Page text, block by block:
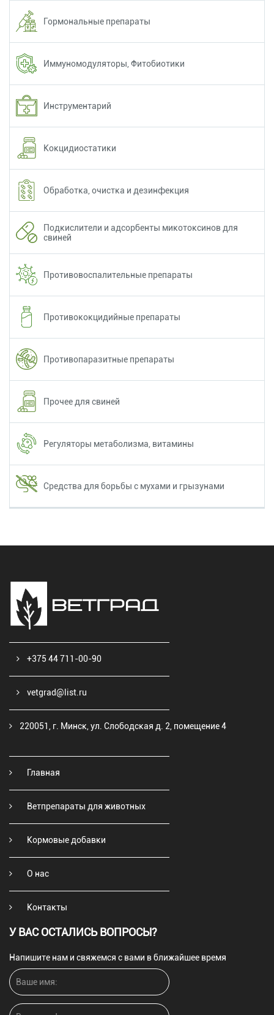
Гормональные препараты
Иммуномодуляторы, Фитобиотики
Инструментарий
Кокцидиостатики
Обработка, очистка и дезинфекция
Подкислители и адсорбенты микотоксинов для
свиней
Противовоспалительные препараты
Противококцидийные препараты
Противопаразитные препараты
Прочее для свиней
Регуляторы метаболизма, витамины
Средства для борьбы с мухами и грызунами
+375 44 711-00-90
vetgrad@list.ru
220051, г. Минск, ул. Слободская д. 2, помещение 4
Главная
Ветпрепараты для животных
Кормовые добавки
О нас
Контакты
У ВАС ОСТАЛИСЬ ВОПРОСЫ?
Напишите нам и свяжемся с вами в ближайшее время